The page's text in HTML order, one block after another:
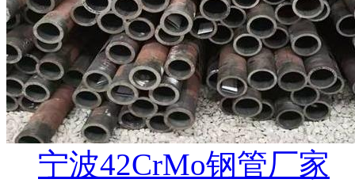
宁波42CrMo钢管厂家